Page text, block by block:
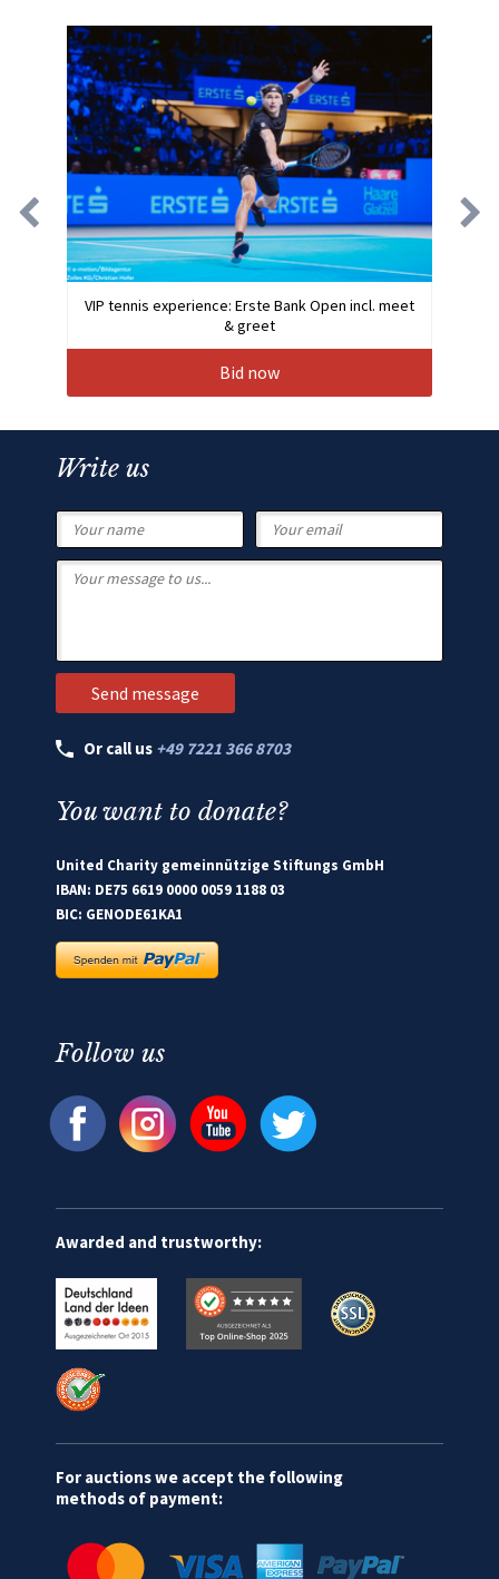
VIP tennis experience: Erste Bank Open incl. meet
& greet
Bid now
Write us
Or call us +49 7221 366 8703
You want to donate?
United Charity gemeinnützige Stiftungs GmbH
IBAN: DE75 6619 0000 0059 1188 03
BIC: GENODE61KA1
Follow us
Awarded and trustworthy:
For auctions we accept the following
methods of payment: